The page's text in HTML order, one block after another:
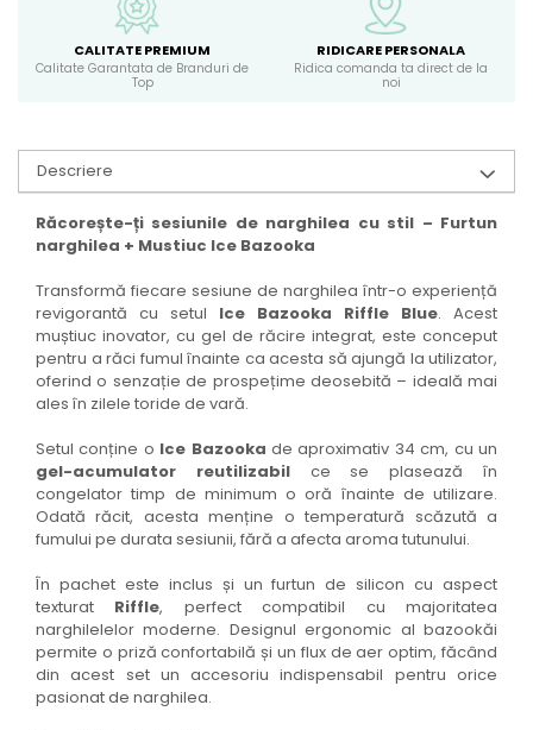
CALITATE PREMIUM
Calitate Garantata de Branduri de
Top
RIDICARE PERSONALA
Ridica comanda ta direct de la
noi
Descriere
Răcorește-ți sesiunile de narghilea cu stil – Furtun
narghilea + Mustiuc Ice Bazooka
Transformă fiecare sesiune de narghilea într-o experiență
revigorantă cu setul Ice Bazooka Riffle Blue. Acest
muștiuc inovator, cu gel de răcire integrat, este conceput
pentru a răci fumul înainte ca acesta să ajungă la utilizator,
oferind o senzație de prospețime deosebită – ideală mai
ales în zilele toride de vară.
Setul conține o Ice Bazooka de aproximativ 34 cm, cu un
gel-acumulator reutilizabilce se plasează în
congelator timp de minimum o oră înainte de utilizare.
Odată răcit, acesta menține o temperatură scăzută a
fumului pe durata sesiunii, fără a afecta aroma tutunului.
În pachet este inclus și un furtun de silicon cu aspect
texturat Riffle, perfect compatibil cu majoritatea
narghilelelor moderne. Designul ergonomic al bazookăi
permite o priză confortabilă și un flux de aer optim, făcând
din acest set un accesoriu indispensabil pentru orice
pasionat de narghilea.